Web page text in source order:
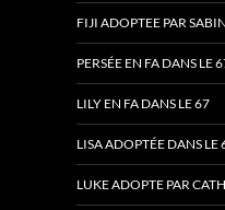
FIJI ADOPTEE PAR
PERSÉE EN FA DANS LE
LILY EN FA DANS LE 67
LISA ADOPTÉE DANS LE
LUKE ADOPTE PAR